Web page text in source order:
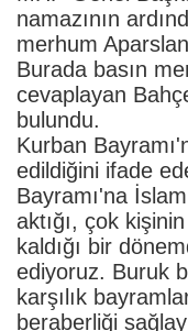
namazının
merhum
Burada basın
cevaplayan
bulundu.
Kurban
edildiğini ifade
Bayramı'na
aktığı, çok
kaldığı bir
ediyoruz. Buruk
karşılık
beraberliği